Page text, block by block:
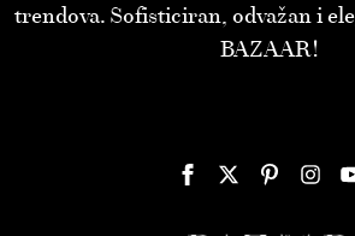
trendova. Sofisticiran, odvažan i
BAZAAR!